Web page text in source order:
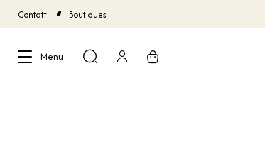
Contatti Boutiques
Menu